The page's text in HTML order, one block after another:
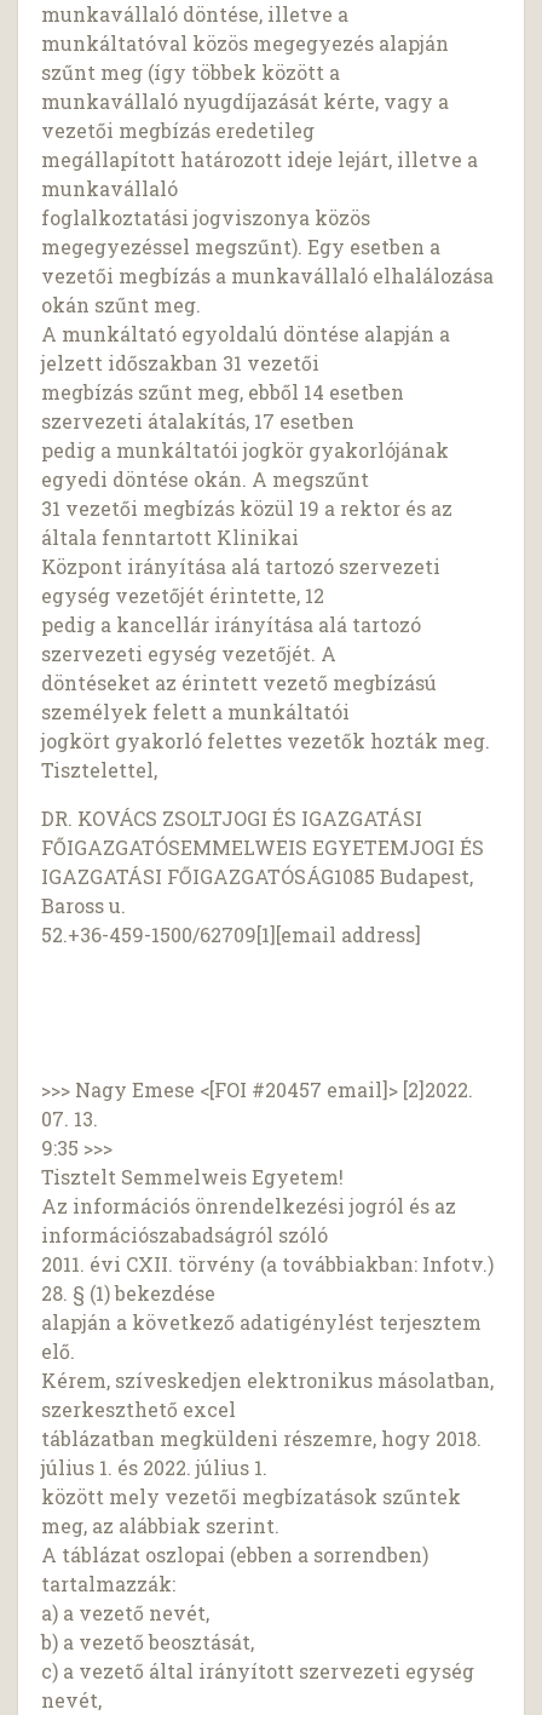
munkavállaló döntése, illetve a
munkáltatóval közös megegyezés alapján
szűnt meg (így többek között a
munkavállaló nyugdíjazását kérte, vagy a
vezetői megbízás eredetileg
megállapított határozott ideje lejárt, illetve a
munkavállaló
foglalkoztatási jogviszonya közös
megegyezéssel megszűnt). Egy esetben a
vezetői megbízás a munkavállaló elhalálozása
okán szűnt meg.
A munkáltató egyoldalú döntése alapján a
jelzett időszakban 31 vezetői
megbízás szűnt meg, ebből 14 esetben
szervezeti átalakítás, 17 esetben
pedig a munkáltatói jogkör gyakorlójának
egyedi döntése okán. A megszűnt
31 vezetői megbízás közül 19 a rektor és az
általa fenntartott Klinikai
Központ irányítása alá tartozó szervezeti
egység vezetőjét érintette, 12
pedig a kancellár irányítása alá tartozó
szervezeti egység vezetőjét. A
döntéseket az érintett vezető megbízású
személyek felett a munkáltatói
jogkört gyakorló felettes vezetők hozták meg.
Tisztelettel,
DR. KOVÁCS ZSOLTJOGI ÉS IGAZGATÁSI
FŐIGAZGATÓSEMMELWEIS EGYETEMJOGI ÉS
IGAZGATÁSI FŐIGAZGATÓSÁG1085 Budapest,
Baross u.
52.+36-459-1500/62709[1][email address]
>>> Nagy Emese <[FOI #20457 email]> [2]2022.
07. 13.
9:35 >>>
Tisztelt Semmelweis Egyetem!
Az információs önrendelkezési jogról és az
információszabadságról szóló
2011. évi CXII. törvény (a továbbiakban: Infotv.)
28. § (1) bekezdése
alapján a következő adatigénylést terjesztem
elő.
Kérem, szíveskedjen elektronikus másolatban,
szerkeszthető excel
táblázatban megküldeni részemre, hogy 2018.
július 1. és 2022. július 1.
között mely vezetői megbízatások szűntek
meg, az alábbiak szerint.
A táblázat oszlopai (ebben a sorrendben)
tartalmazzák:
a) a vezető nevét,
b) a vezető beosztását,
c) a vezető által irányított szervezeti egység
nevét,